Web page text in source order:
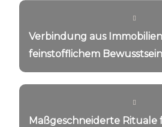
Verbindung aus
feinstofflichem Bewusstsein​
Maßgeschneiderte Rituale